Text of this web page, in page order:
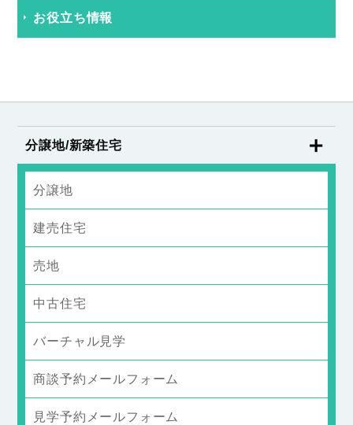
お役立ち情報
分譲地/新築住宅
分譲地
建売住宅
売地
中古住宅
バーチャル見学
商談予約メールフォーム
見学予約メールフォーム